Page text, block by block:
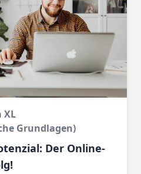
XL
Grundlagen)
Der Online-